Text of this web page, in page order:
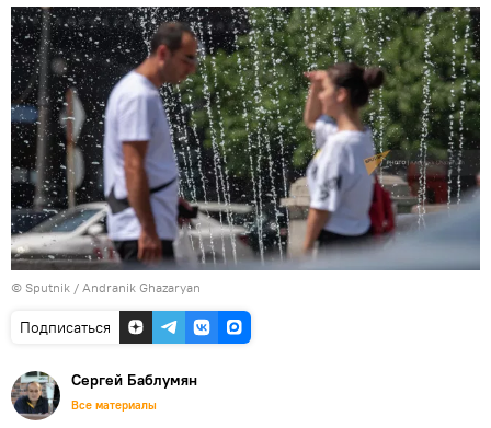
© Sputnik / Andranik Ghazaryan
Подписаться
Сергей Баблумян
Все материалы